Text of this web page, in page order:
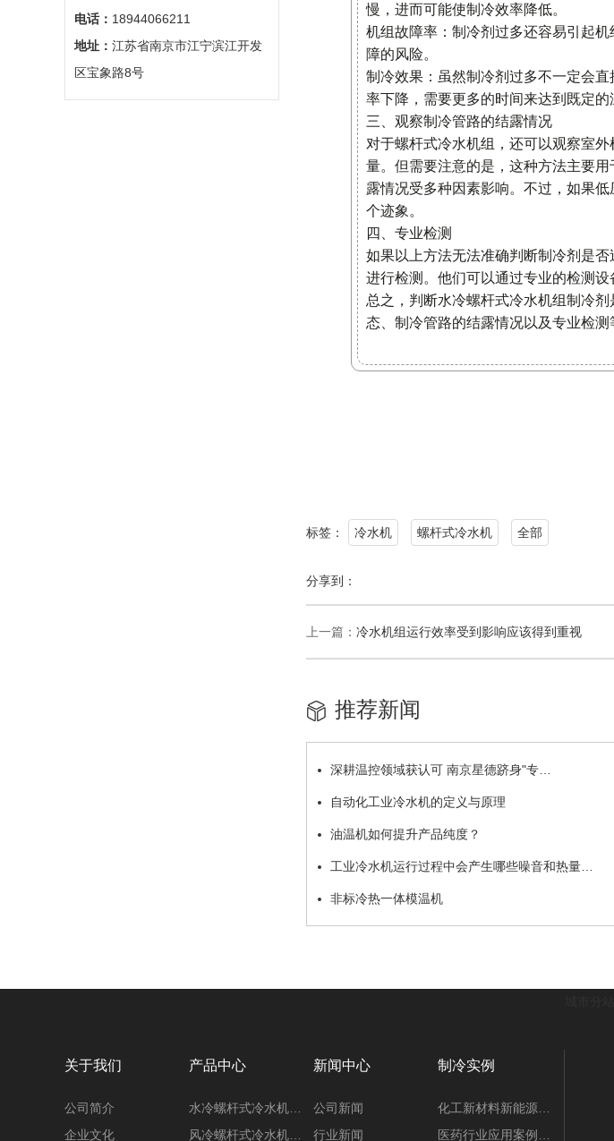
电话： ‬18944066211
地址： ‬江苏省南京市江宁滨江开发
区宝象路8号
慢，进而可能使制冷效率降低。
机组故障率：制冷剂过多还容易引起
障的风险。
制冷效果：虽然制冷剂过多不一定会
率下降，需要更多的时间来达到既定的
三、观察制冷管路的结露情况
对于螺杆式冷水机组，还可以观察室
量。但需要注意的是，这种方法主要
露情况受多种因素影响。不过，如果
个迹象。
四、专业检测
如果以上方法无法准确判断制冷剂是
进行检测。他们可以通过专业的检测
总之，判断水冷螺杆式冷水机组制冷
态、制冷管路的结露情况以及专业检
标签： 冷水机 螺杆式冷水机 全部
分享到：
上一篇： 冷水机组运行效率受到影响应该得到重视
推荐新闻
深耕温控领域获认可 南京星德跻身"专…
自动化工业冷水机的定义与原理
油温机如何提升产品纯度？
工业冷水机运行过程中会产生哪些噪音和热量…
非标冷热一体模温机
关于我们
公司简介
企业文化
产品中心
水冷螺杆式冷水机…
风冷螺杆式冷水机…
新闻中心
公司新闻
行业新闻
制冷实例
化工新材料新能源…
医药行业应用案例…